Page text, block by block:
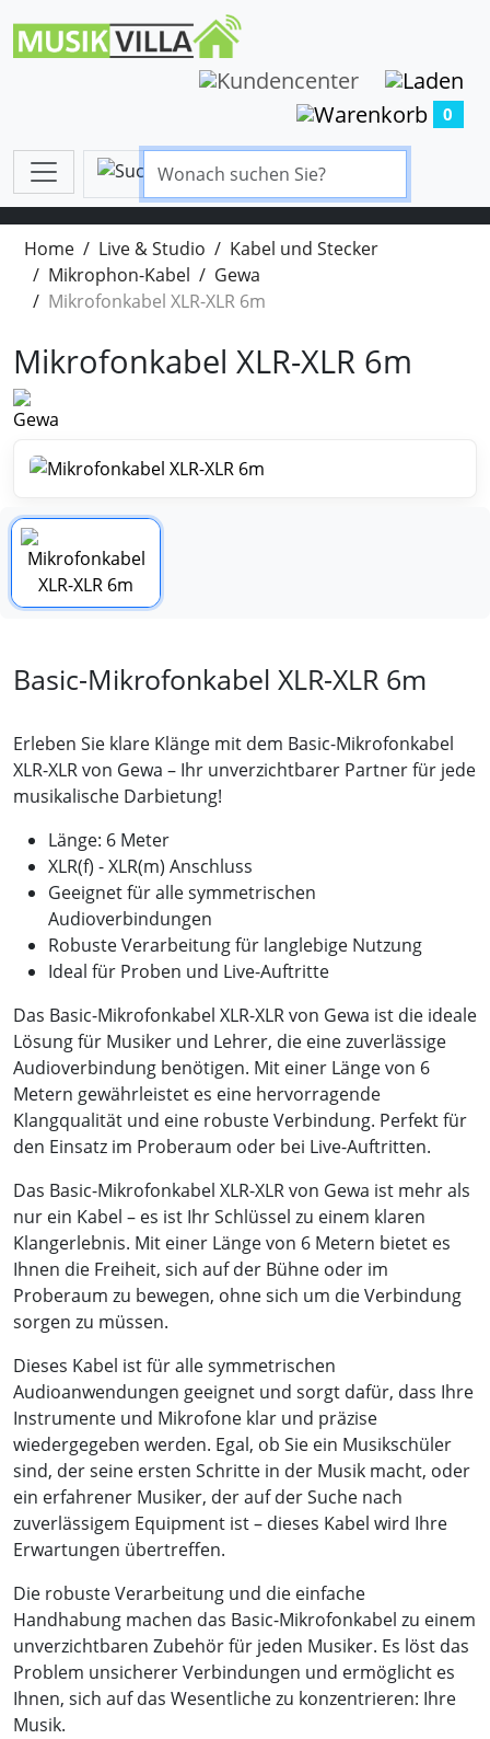
0
Home Live & Studio
Kabel und Stecker
Mikrophon-Kabel
Gewa
Mikrofonkabel XLR-XLR 6m
Mikrofonkabel XLR-XLR 6m
Basic-Mikrofonkabel XLR-XLR 6m
Erleben Sie klare Klänge mit dem Basic-Mikrofonkabel
XLR-XLR von Gewa – Ihr unverzichtbarer Partner für jede
musikalische Darbietung!
Länge: 6 Meter
XLR(f) - XLR(m) Anschluss
Geeignet für alle symmetrischen
Audioverbindungen
Robuste Verarbeitung für langlebige Nutzung
Ideal für Proben und Live-Auftritte
Das Basic-Mikrofonkabel XLR-XLR von Gewa ist die ideale
Lösung für Musiker und Lehrer, die eine zuverlässige
Audioverbindung benötigen. Mit einer Länge von 6
Metern gewährleistet es eine hervorragende
Klangqualität und eine robuste Verbindung. Perfekt für
den Einsatz im Proberaum oder bei Live-Auftritten.
Das Basic-Mikrofonkabel XLR-XLR von Gewa ist mehr als
nur ein Kabel – es ist Ihr Schlüssel zu einem klaren
Klangerlebnis. Mit einer Länge von 6 Metern bietet es
Ihnen die Freiheit, sich auf der Bühne oder im
Proberaum zu bewegen, ohne sich um die Verbindung
sorgen zu müssen.
Dieses Kabel ist für alle symmetrischen
Audioanwendungen geeignet und sorgt dafür, dass Ihre
Instrumente und Mikrofone klar und präzise
wiedergegeben werden. Egal, ob Sie ein Musikschüler
sind, der seine ersten Schritte in der Musik macht, oder
ein erfahrener Musiker, der auf der Suche nach
zuverlässigem Equipment ist – dieses Kabel wird Ihre
Erwartungen übertreffen.
Die robuste Verarbeitung und die einfache
Handhabung machen das Basic-Mikrofonkabel zu einem
unverzichtbaren Zubehör für jeden Musiker. Es löst das
Problem unsicherer Verbindungen und ermöglicht es
Ihnen, sich auf das Wesentliche zu konzentrieren: Ihre
Musik.